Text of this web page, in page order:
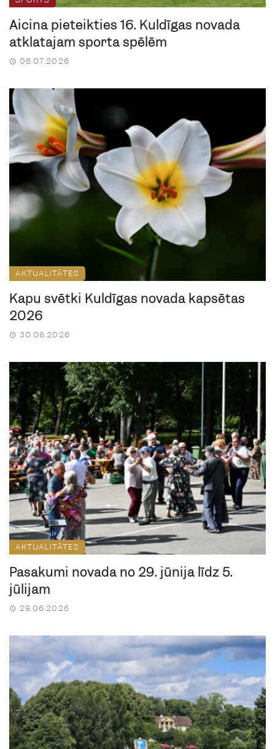
Aicina pieteikties 16. Kuldīgas novada
atklātajām sporta spēlēm
08.07.2026
AKTUALITĀTES
Kapu svētki Kuldīgas novada kapsētās
2026
30.06.2026
AKTUALITĀTES
Pasākumi novadā no 29. jūnija līdz 5.
jūlijam
29.06.2026